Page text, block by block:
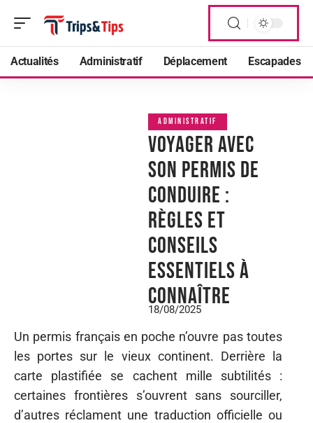
Actualités Administratif Déplacement Escapades
ADMINISTRATIF
Voyager avec
son permis de
conduire :
règles et
conseils
essentiels à
connaître
18/08/2025
Un permis français en poche n’ouvre pas toutes
les portes sur le vieux continent. Derrière la
carte plastifiée se cachent mille subtilités :
certaines frontières s’ouvrent sans sourciller,
d’autres réclament une traduction officielle ou